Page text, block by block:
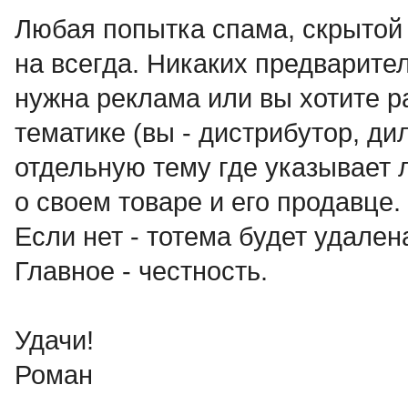
Любая попытка спама, скрытой
на всегда. Никаких
нужна реклама или вы хотите
тематике (вы - дистрибутор,
отдельную тему где
о своем товаре и его
Если нет - тотема будет
Главное - честность.
Удачи!
Роман